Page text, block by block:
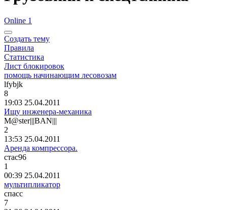
Online 1
Создать тему
Правила
Статистика
Лист блокировок
помощь начинающим лесовозам
lfybjk
8
19:03 25.04.2011
Ищу инженера-механика
M@ster|||BAN|||
2
13:53 25.04.2011
Аренда компрессора.
стас96
1
00:39 25.04.2011
мультипликатор
спасс
7